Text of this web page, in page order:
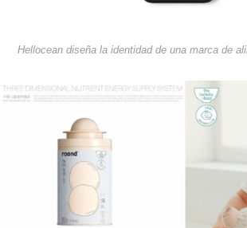
Hellocean diseña la identidad de una marca de